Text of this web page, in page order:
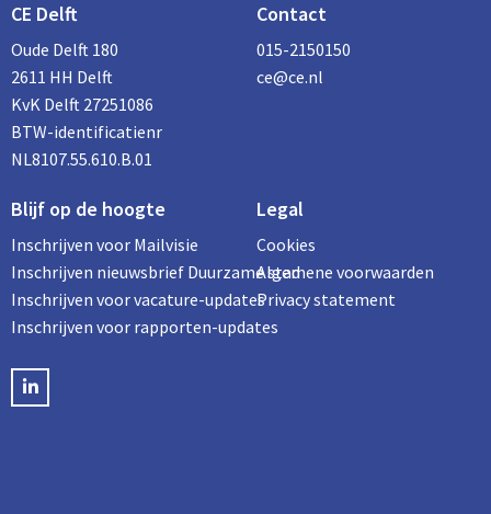
CE Delft
Oude Delft 180
2611 HH Delft
KvK Delft 27251086
BTW-identificatienr
NL8107.55.610.B.01
Contact
015-2150150
ce@ce.nl
Blijf op de hoogte
Inschrijven voor Mailvisie
Inschrijven nieuwsbrief Duurzame stad
Inschrijven voor vacature-updates
Inschrijven voor rapporten-updates
LinkedIN
Legal
Cookies
Algemene voorwaarden
Privacy statement